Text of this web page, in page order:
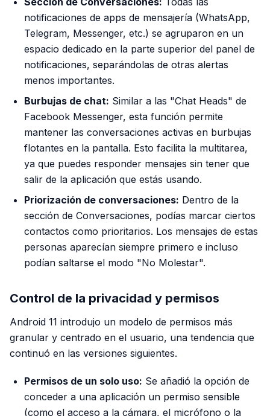
notificaciones de apps de mensajería (WhatsApp,
Telegram, Messenger, etc.) se agruparon en un
espacio dedicado en la parte superior del panel de
notificaciones, separándolas de otras alertas
menos importantes.
Burbujas de chat: Similar a las "Chat Heads" de
Facebook Messenger, esta función permite
mantener las conversaciones activas en burbujas
flotantes en la pantalla. Esto facilita la multitarea,
ya que puedes responder mensajes sin tener que
salir de la aplicación que estás usando.
Priorización de conversaciones: Dentro de la
sección de Conversaciones, podías marcar ciertos
contactos como prioritarios. Los mensajes de estas
personas aparecían siempre primero e incluso
podían saltarse el modo "No Molestar".
Control de la privacidad y permisos
Android 11 introdujo un modelo de permisos más
granular y centrado en el usuario, una tendencia que
continuó en las versiones siguientes.
Permisos de un solo uso: Se añadió la opción de
conceder a una aplicación un permiso sensible
(como el acceso a la cámara, el micrófono o la